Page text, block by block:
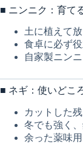
■ ニンニク：育て
土に植えて
食卓に必ず
自家製ニン
■ ネギ：使いどこ
カットした
冬でも強く
余った薬味